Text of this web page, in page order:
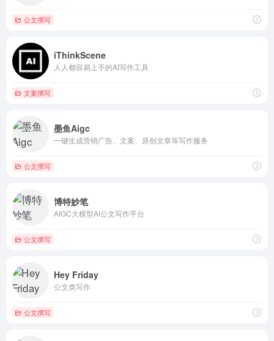
公文撰写
iThinkScene
人人都容易上手的AI写作工具
文案撰写
墨鱼Aigc
一键生成营销广告、文案、原创文章等写作服务
公文撰写
博特妙笔
AIGC大模型AI公文写作平台
公文撰写
Hey Friday
公文类写作
公文撰写